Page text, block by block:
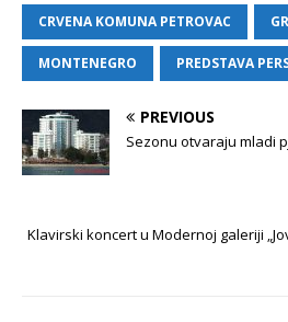
CRVENA KOMUNA PETROVAC
MONTENEGRO PREDSTAVA
PREVIOUS
Sezonu otvaraju mladi
Klavirski koncert u Modernoj galeriji